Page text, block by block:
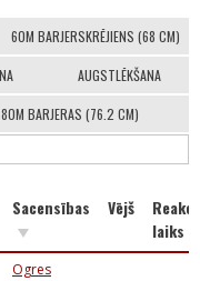
60M BARJERSKRĒJIENS (68 CM)
AUGSTLĒKŠANA
80M BARJERAS (76.2 CM)
Sacensības Vējš
laiks
Ogres